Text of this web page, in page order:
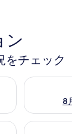
ン
をチェック
をチェック
8
明日 8月 9
状況をチェック
来週末 8